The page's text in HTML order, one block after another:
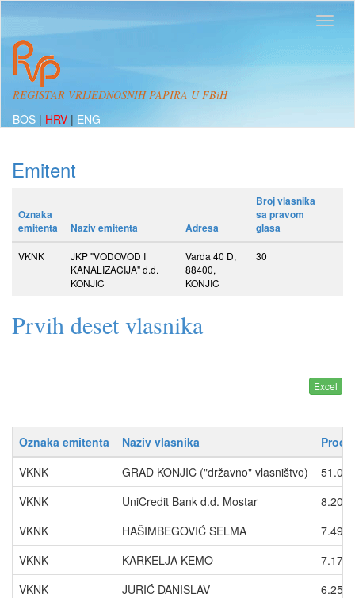
REGISTAR VRIJEDNOSNIH PAPIRA U FBiH
BOS | HRV | ENG
Emitent
Oznaka
emitenta
Naziv emitenta Adresa
Broj vlasnika
sa pravom
glasa
VKNK
JKP "VODOVOD I
KANALIZACIJA" d.d.
KONJIC
Varda 40 D,
88400,
KONJIC
30
Prvih deset vlasnika
Oznaka emitenta Naziv vlasnika
VKNK
GRAD KONJIC ("državno" vlasništvo)
VKNK
UniCredit Bank d.d. Mostar
8.2083
VKNK
HAŠIMBEGOVIĆ SELMA
7.4964
VKNK
KARKELJA KEMO
7.1709
VKNK
JURIĆ DANISLAV
6.2579